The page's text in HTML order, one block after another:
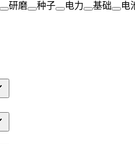
研磨 种子 电力 基础 电